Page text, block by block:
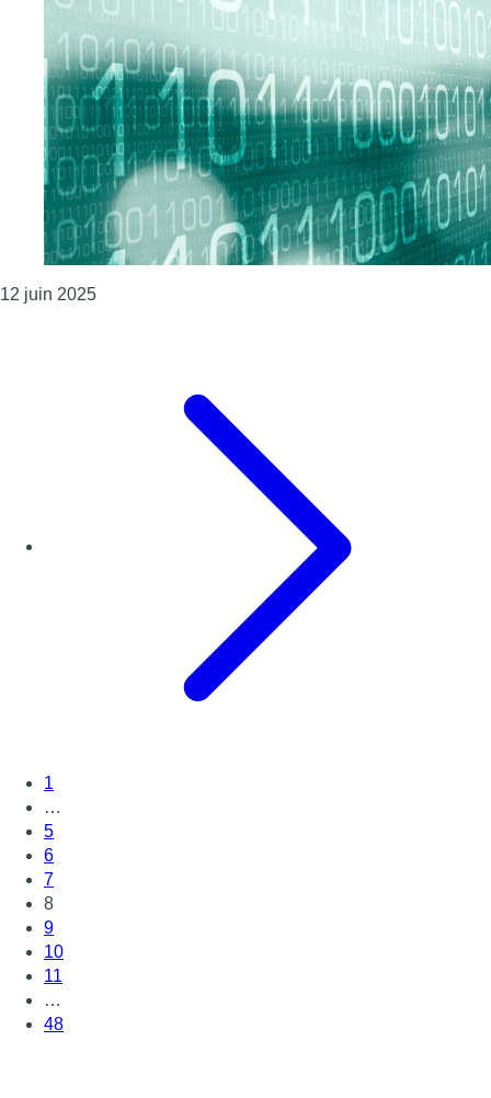
12 juin 2025Consulter l'article "Les services du Parlement
1
…
5
6
7
8
9
10
11
…
48